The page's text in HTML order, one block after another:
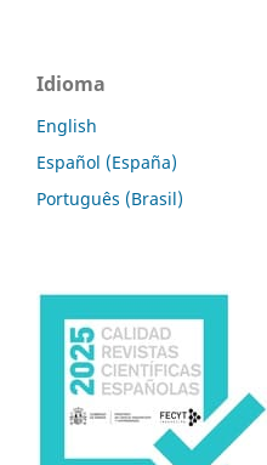
Idioma
English
Español (España)
Português (Brasil)